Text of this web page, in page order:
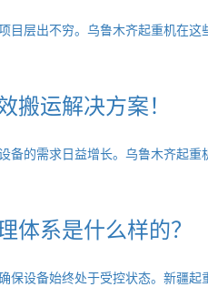
层出不穷。乌鲁木齐起重机在
运解决方案！
的需求日益增长。乌鲁木齐起
体系是什么样的？
设备始终处于受控状态。新疆